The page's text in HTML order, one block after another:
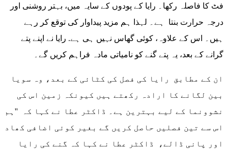
فٹ کا فاصلہ رکھا۔ رایا کے پودوں کے سایہ میں، بہتر روشنی اور
درجہ حرارت بنتا ہے۔ لہذا ہم مزید پیداوار کی توقع کر رہے
ہیں۔ اس کے علاوہ، کوئی گھاس نہیں ہی ہے. رایا نے اپنے پتے
گرانے کے بعد، یہ پتے گنے کو نامیاتی مادہ فراہم کریں گے۔
ان کے مطابق رایا کی فصل کی کٹائی کے بعد، وہ سویا
بین لگانے کا ارادہ رکھتے ہیں کیونکہ زمین اس کی
نشوونما کے لیے بہترین ہے۔ ڈاکٹر عطا نے کہا کہ ''ہم
اس سے تین فصلیں حاصل کریں گے بغیر کوئی اضافی کھاد
اور پانی ڈالے، ڈاکٹر عطا نے کہا کہ گنے کی رایا